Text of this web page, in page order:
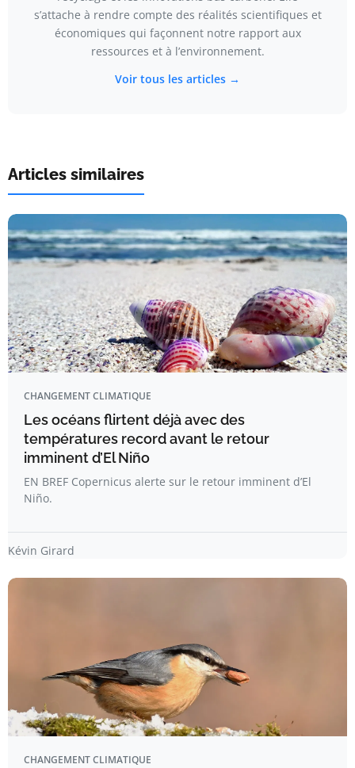
s’attache à rendre compte des réalités scientifiques et
économiques qui façonnent notre rapport aux
ressources et à l’environnement.
Voir tous les articles →
Articles similaires
CHANGEMENT CLIMATIQUE
Les océans flirtent déjà avec des
températures record avant le retour
imminent d’El Niño
EN BREF Copernicus alerte sur le retour imminent d’El
Niño.
Kévin Girard
CHANGEMENT CLIMATIQUE